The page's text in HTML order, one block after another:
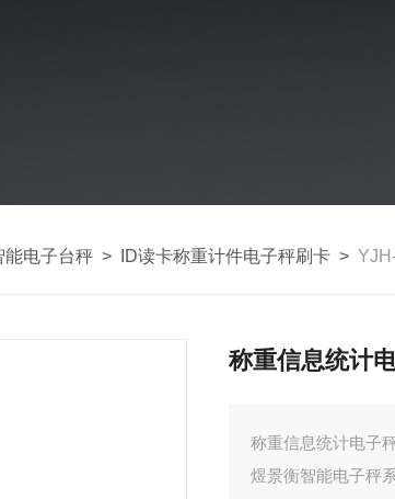
能电子台秤 > ID读卡称重计件电子秤刷卡 >
称重信息统计
称重信息统计电子
煜景衡智能电子秤